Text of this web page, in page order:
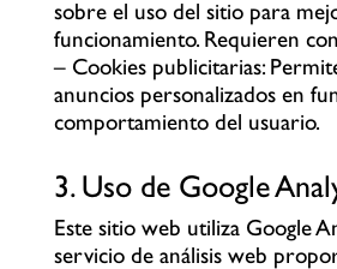
sobre el uso del sitio para
funcionamiento. Requieren
– Cookies publicitarias:
anuncios personalizados en
comportamiento del usuario.
3. Uso de Google
Este sitio web utiliza Google
servicio de análisis web